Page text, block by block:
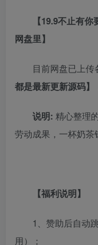
【19.9不止有
网盘里】
目前网盘已上
都是最新更新源码】
说明: 精心整理
劳动成果，一杯奶茶
【福利说明】
1、赞助后自动
用）；